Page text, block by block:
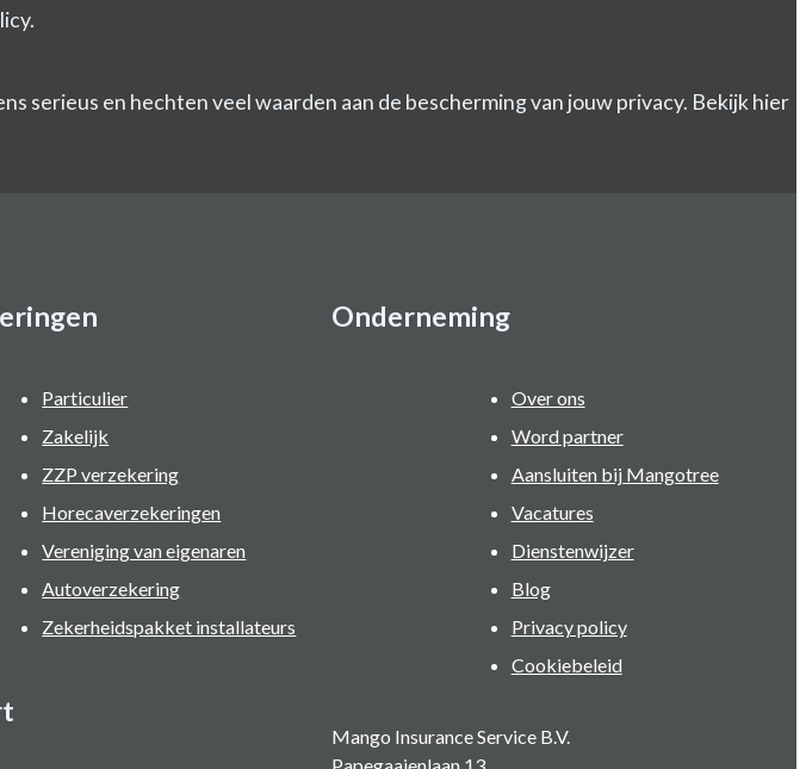
serieus en hechten veel waarden aan de bescherming van jouw privacy. Bekijk hier
Particulier
Zakelijk
ZZP verzekering
Horecaverzekeringen
Vereniging van eigenaren
Autoverzekering
Zekerheidspakket installateurs
Onderneming
Over ons
Word partner
Aansluiten bij Mangotree
Vacatures
Dienstenwijzer
Blog
Privacy policy
Cookiebeleid
Mango Insurance Service B.V.